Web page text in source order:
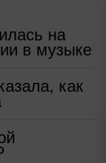
на
в музыке
как